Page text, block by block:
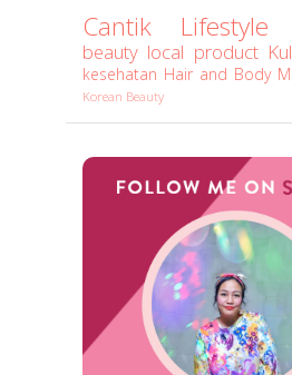
Cantik Lifestyle
beauty local product
kesehatan Hair and Body
Korean Beauty